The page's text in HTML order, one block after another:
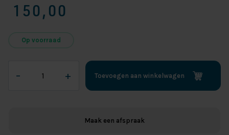
150,00
Op voorraad
–
02
+ Toevoegen aan winkelwagen
Maak een afspraak